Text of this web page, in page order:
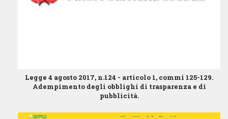
Legge 4 agosto 2017, n.124 - articolo 1, commi 125-129.
Adempimento degli obblighi di trasparenza e di
pubblicità.